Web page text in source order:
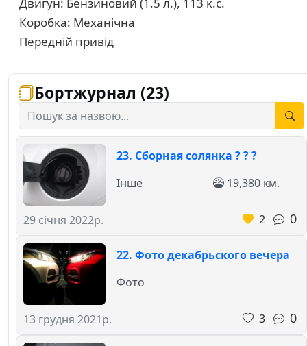
Коробка: Механічна
Передній привід
Бортжурнал (23)
23. Сборная солянка ? ? ?
29 січня 2022р.
Інше 19,380 км.
2 0
22. Фото декабрьского вечера
13 грудня 2021р.
Фото
3 0